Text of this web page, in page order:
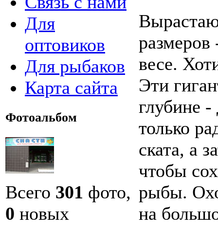
Для
оптовиков
Для рыбаков
Карта сайта
Фотоальбом
Всего 301 фото,
0 новых
весе.
Эти
глубине
только
ската, а
чтобы
рыбы.
на